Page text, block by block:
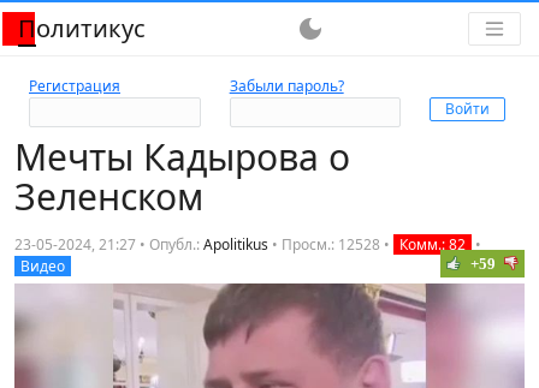
Политикус dark_mode
Регистрация Забыли пароль?
Мечты Кадырова о
Зеленском
23-05-2024, 21:27 • Опубл.:Apolitikus • Просм.: 12528 • Комм.: 82 •
Видео
+59